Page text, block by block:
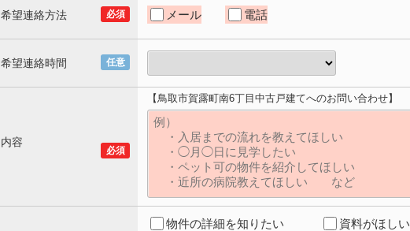
必須
希望連絡方法 メール 電話
任意
希望連絡時間
必須
内容
【鳥取市賀露町南6丁目中古戸建てへのお問い合わせ】
物件の詳細を知りたい
資料がほしい